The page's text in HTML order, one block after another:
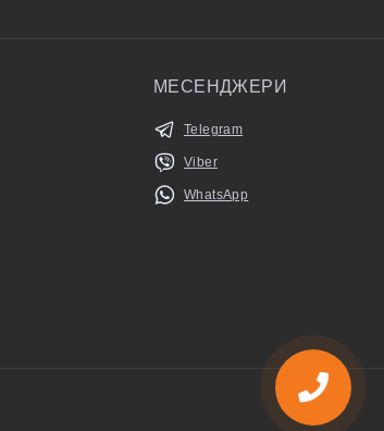
МЕСЕНДЖЕРИ
Telegram
Viber
WhatsApp